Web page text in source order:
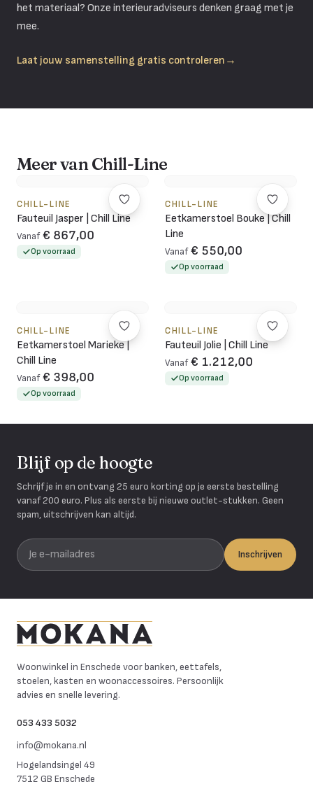
het materiaal? Onze interieuradviseurs denken graag met je
mee.
Laat jouw samenstelling gratis controleren →
Meer van Chill-Line
CHILL-LINE
Fauteuil Jasper | Chill Line
Vanaf € 867,00
Op voorraad
CHILL-LINE
Eetkamerstoel Bouke | Chill
Line
Vanaf € 550,00
Op voorraad
CHILL-LINE
Eetkamerstoel Marieke |
Chill Line
Vanaf € 398,00
Op voorraad
CHILL-LINE
Fauteuil Jolie | Chill Line
Vanaf € 1.212,00
Op voorraad
Blijf op de hoogte
Schrijf je in en ontvang 25 euro korting op je eerste bestelling
vanaf 200 euro. Plus als eerste bij nieuwe outlet-stukken. Geen
spam, uitschrijven kan altijd.
Je e-mailadres
Inschrijven
Woonwinkel in Enschede voor banken, eettafels,
stoelen, kasten en woonaccessoires. Persoonlijk
advies en snelle levering.
053 433 5032
info@mokana.nl
Hogelandsingel 49
7512 GB Enschede